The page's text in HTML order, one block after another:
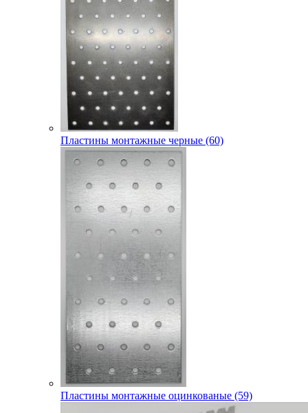
Пластины монтажные черные (60)
Пластины монтажные оцинкованые (59)